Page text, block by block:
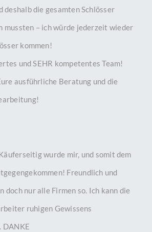
deshalb die gesamten Schlösser
mussten – ich würde jederzeit wieder
kommen!
und SEHR kompetentes Team!
ausführliche Beratung und die
wurde mir, und somit dem
Freundlich und
doch nur alle Firmen so. Ich kann die
ruhigen Gewissens
DANKE